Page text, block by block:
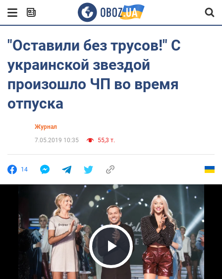
"Оставили без трусов!" С
украинской звездой
произошло ЧП во время
отпуска
Журнал
7.05.2019 10:35
55,3 т.
14
Play Video